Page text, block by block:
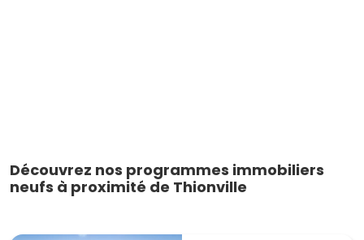
Découvrez nos programmes immobiliers
neufs à proximité de Thionville